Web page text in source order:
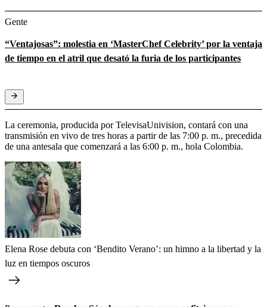
Gente
“Ventajosas”: molestia en ‘MasterChef Celebrity’ por la ventaja
de tiempo en el atril que desató la furia de los participantes
La ceremonia, producida por TelevisaUnivision, contará con una
transmisión en vivo de tres horas a partir de las 7:00 p. m., precedida
de una antesala que comenzará a las 6:00 p. m., hola Colombia.
Elena Rose debuta con ‘Bendito Verano’: un himno a la libertad y la
luz en tiempos oscuros